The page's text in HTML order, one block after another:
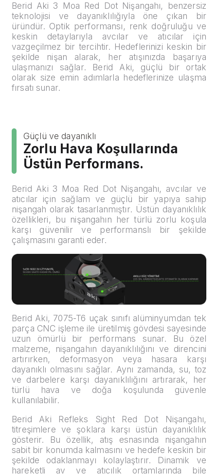
Berid Aki 3 Moa Red Dot Nişangahı, benzersiz
teknolojisi ve dayanıklılığıyla öne çıkan bir
üründür. Optik performansı, renk doğruluğu ve
keskin detaylarıyla avcılar ve atıcılar için
vazgeçilmez bir tercihtir. Hedeflerinizi keskin bir
şekilde nişan alarak, her atışınızda başarıya
ulaşmanızı sağlar. Berid Aki, güçlü bir ortak
olarak size emin adımlarla hedeflerinize ulaşma
fırsatı sunar.
Güçlü ve dayanıklı
Zorlu Hava Koşullarında
Üstün Performans.
Berid Aki 3 Moa Red Dot Nişangahı, avcılar ve
atıcılar için sağlam ve güçlü bir yapıya sahip
nişangah olarak tasarlanmıştır. Üstün dayanıklılık
özellikleri, bu nişangahın her türlü zorlu koşula
karşı güvenilir ve performanslı bir şekilde
çalışmasını garanti eder.
Berid Aki, 7075-T6 uçak sınıfı alüminyumdan tek
parça CNC işleme ile üretilmiş gövdesi sayesinde
uzun ömürlü bir performans sunar. Bu özel
malzeme, nişangahın dayanıklılığını ve direncini
artırırken, deformasyon veya hasara karşı
dayanıklı olmasını sağlar. Aynı zamanda, su, toz
ve darbelere karşı dayanıklılığını artırarak, her
türlü hava ve doğa koşulunda güvenle
kullanılabilir.
Berid Aki Refleks Sight Red Dot Nişangahı,
titreşimlere ve şoklara karşı üstün dayanıklılık
gösterir. Bu özellik, atış esnasında nişangahın
sabit bir konumda kalmasını ve hedefe keskin bir
şekilde odaklanmayı kolaylaştırır. Dinamik ve
hareketli av ve atıcılık ortamlarında bile